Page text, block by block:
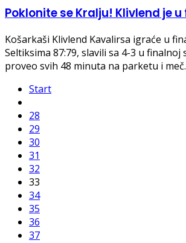
Poklonite se Kralju! Klivlend je
Košarkaši Klivlend Kavalirsa igraće u
Seltiksima 87:79, slavili sa 4-3 u
proveo svih 48 minuta na parketu i
Start
28
29
30
31
32
33
34
35
36
37